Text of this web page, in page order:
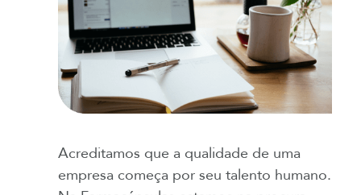
Acreditamos que a qualidade de uma
empresa começa por seu talento humano.